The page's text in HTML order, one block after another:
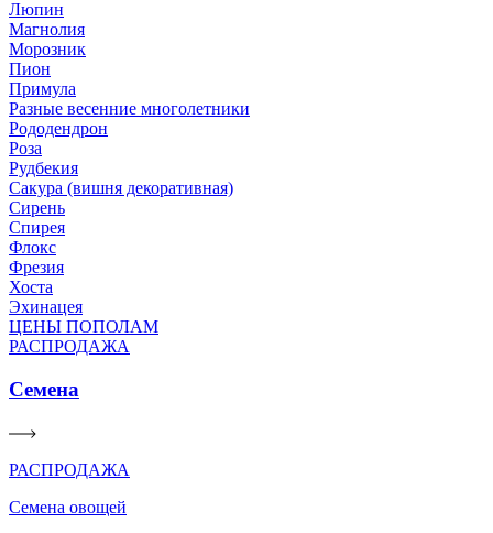
Люпин
Магнолия
Морозник
Пион
Примула
Разные весенние многолетники
Рододендрон
Роза
Рудбекия
Сакура (вишня декоративная)
Сирень
Спирея
Флокс
Фрезия
Хоста
Эхинацея
ЦЕНЫ ПОПОЛАМ
РАСПРОДАЖА
Семена
РАСПРОДАЖА
Семена овощей